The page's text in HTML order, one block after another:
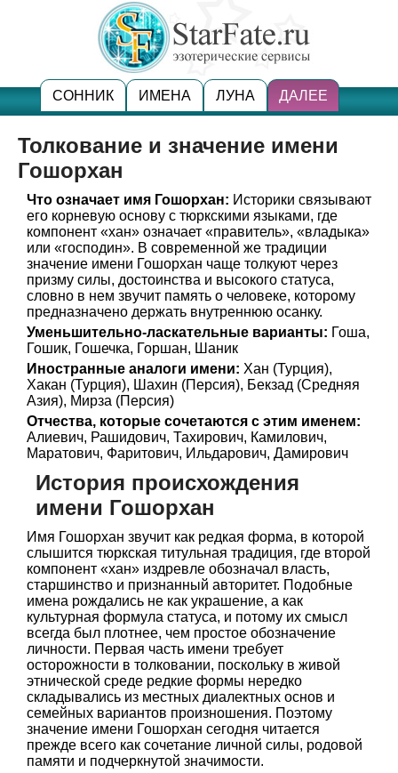
СОННИК ИМЕНА ЛУНА ДАЛЕЕ
Толкование и значение имени
Гошорхан
Что означает имя Гошорхан: Историки связывают
его корневую основу с тюркскими языками, где
компонент «хан» означает «правитель», «владыка»
или «господин». В современной же традиции
значение имени Гошорхан чаще толкуют через
призму силы, достоинства и высокого статуса,
словно в нем звучит память о человеке, которому
предназначено держать внутреннюю осанку.
Уменьшительно-ласкательные варианты: Гоша,
Гошик, Гошечка, Горшан, Шаник
Иностранные аналоги имени: Хан (Турция),
Хакан (Турция), Шахин (Персия), Бекзад (Средняя
Азия), Мирза (Персия)
Отчества, которые сочетаются с этим именем:
Алиевич, Рашидович, Тахирович, Камилович,
Маратович, Фаритович, Ильдарович, Дамирович
История происхождения
имени Гошорхан
Имя Гошорхан звучит как редкая форма, в которой
слышится тюркская титульная традиция, где второй
компонент «хан» издревле обозначал власть,
старшинство и признанный авторитет. Подобные
имена рождались не как украшение, а как
культурная формула статуса, и потому их смысл
всегда был плотнее, чем простое обозначение
личности. Первая часть имени требует
осторожности в толковании, поскольку в живой
этнической среде редкие формы нередко
складывались из местных диалектных основ и
семейных вариантов произношения. Поэтому
значение имени Гошорхан сегодня читается
прежде всего как сочетание личной силы, родовой
памяти и подчеркнутой значимости.